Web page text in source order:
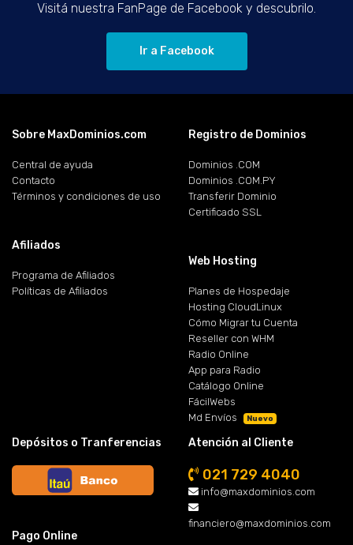
Visitá nuestra FanPage de Facebook y descubrilo.
Ir a Facebook
Sobre MaxDominios.com
Central de ayuda
Contacto
Términos y condiciones de uso
Afiliados
Programa de Afiliados
Políticas de Afiliados
Registro de Dominios
Dominios .COM
Dominios .COM.PY
Transferir Dominio
Certificado SSL
Web Hosting
Planes de Hospedaje
Hosting CloudLinux
Cómo Migrar tu Cuenta
Reseller con WHM
Radio Online
App para Radio
Catálogo Online
FácilWebs
Md Envíos
Nuevo
Depósitos o Tranferencias
Pago Online
Atención al Cliente
021 729 4040
info@maxdominios.com
financiero@maxdominios.com